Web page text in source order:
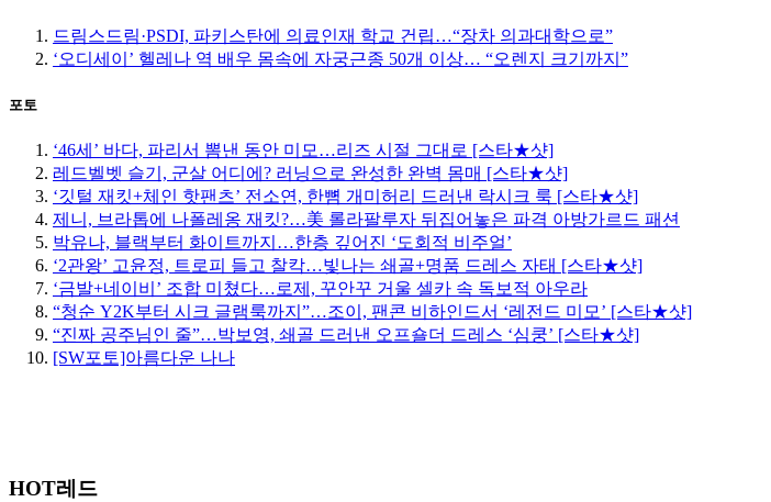
드림스드림·PSDI, 파키스탄에 의료인재 학교 건립…“장차 의과대학으로”
‘오디세이’ 헬레나 역 배우 몸속에 자궁근종 50개 이상… “오렌지 크기까지”
포토
‘46세’ 바다, 파리서 뽐낸 동안 미모…리즈 시절 그대로 [스타★샷]
레드벨벳 슬기, 군살 어디에? 러닝으로 완성한 완벽 몸매 [스타★샷]
‘깃털 재킷+체인 핫팬츠’ 전소연, 한뼘 개미허리 드러낸 락시크 룩 [스타★샷]
제니, 브라톱에 나폴레옹 재킷?…美 롤라팔루자 뒤집어놓은 파격 아방가르드 패션
박유나, 블랙부터 화이트까지…한층 깊어진 ‘도회적 비주얼’
‘2관왕’ 고윤정, 트로피 들고 찰칵…빛나는 쇄골+명품 드레스 자태 [스타★샷]
‘금발+네이비’ 조합 미쳤다…로제, 꾸안꾸 거울 셀카 속 독보적 아우라
“청순 Y2K부터 시크 글램룩까지”…조이, 팬콘 비하인드서 ‘레전드 미모’ [스타★샷]
“진짜 공주님인 줄”…박보영, 쇄골 드러낸 오프숄더 드레스 ‘심쿵’ [스타★샷]
[SW포토]아름다운 나나
HOT레드